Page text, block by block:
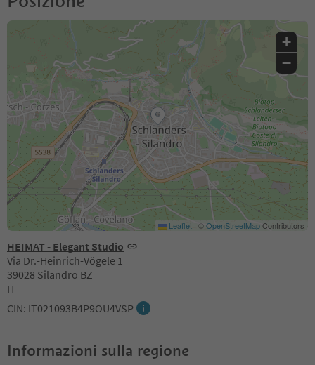
HEIMAT - Elegant Studio
Via Dr.-Heinrich-Vögele 1
39028 Silandro BZ
IT
CIN: IT021093B4P9OU4VSP
+
−
Leaflet | ©OpenStreetMapContributors
Informazioni sulla regione